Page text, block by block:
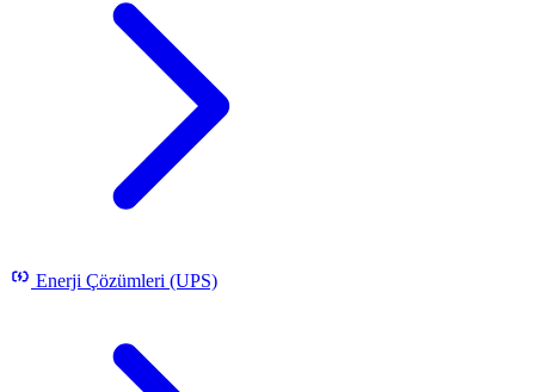
Enerji Çözümleri (UPS)